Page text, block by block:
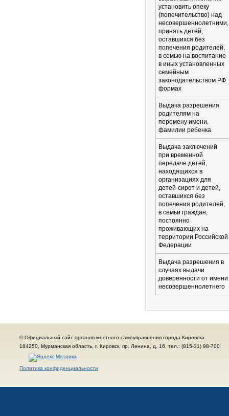
установить опеку
(попечительство) над
несовершеннолетними,
принять детей,
оставшихся без
попечения родителей,
в семью на воспитание
в иных установленных
семейным
законодательством РФ
формах
Выдача разрешения
родителям на
перемену имени,
фамилии ребенка
Выдача заключений
при временной
передаче детей,
находящихся в
организациях для
детей-сирот и детей,
оставшихся без
попечения родителей,
в семьи граждан,
постоянно
проживающих на
территории Российской
Федерации
Выдача разрешения в
случаях выдачи
доверенности от имени
несовершеннолетнего
© Официальный сайт органов местного самоуправления города Кировска
184250, Мурманская область, г. Кировск, пр. Ленина, д. 16, тел.: (815-31) 98-700
Политика конфиденциальности